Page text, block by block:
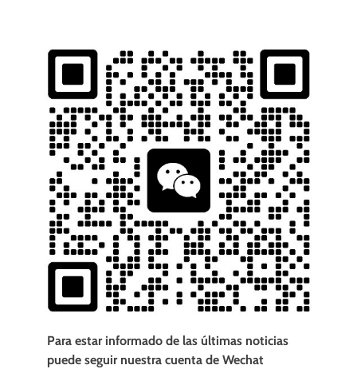
Para estar informado de las últimas noticias
puede seguir nuestra cuenta de Wechat